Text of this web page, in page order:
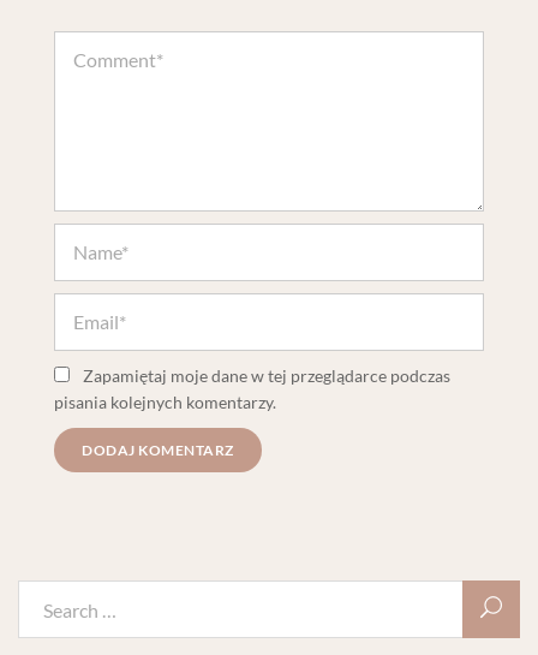
Zapamiętaj moje dane w tej przeglądarce podczas
pisania kolejnych komentarzy.